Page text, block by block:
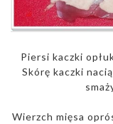
Piersi kaczki
Skórę kaczki
Wierzch mięsa